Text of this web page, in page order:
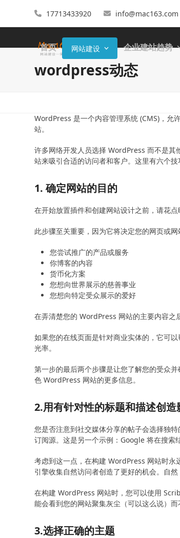
17713433920 info@mac163.com
首页 网站建设 企业建站趋势
wordpress动态
WordPress 是一个内容管理系统 (CMS)，允
站。
许多网络开发人员选择 WordPress 而不是
站来吸引合适的访问者和客户。这里有六个
1. 确定网站的目的
在开始放置插件和创建网站设计之前，请花
此步骤至关重要，因为它将决定您的网页或
您尝试推广的产品或服务
你博客的内容
货币化方案
您想向世界展示的慈善事业
您想向特定受众展示的爱好
在弄清楚您的 WordPress 网站的主要内容之
如果您的在线页面是针对商业实体的，它可
光率。
第一步的最后两个步骤是让您了解您的受众
色 WordPress 网站的更多信息。
2.用有针对性的标题和描述创造
您是否注意到社交媒体分享的帖子会选择独
订阅源。这是另一个示例：Google 将在搜索
考虑到这一点，在构建 WordPress 网站时永
引擎收集自然访问者创造了更好的机会。自
在构建 WordPress 网站时，您可以使用
能会看到您的网站聚集灰尘（可以这么说）而
3.选择正确的主题